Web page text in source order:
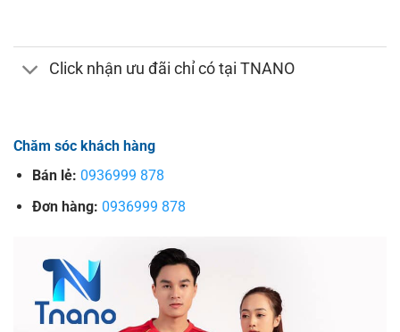
Click nhận ưu đãi chỉ có tại TNANO
Chăm sóc khách hàng
Bán lẻ: 0936999 878
Đơn hàng: 0936999 878